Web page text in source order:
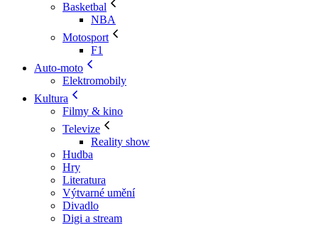
Basketbal
NBA
Motosport
F1
Auto-moto
Elektromobily
Kultura
Filmy & kino
Televize
Reality show
Hudba
Hry
Literatura
Výtvarné umění
Divadlo
Digi a stream